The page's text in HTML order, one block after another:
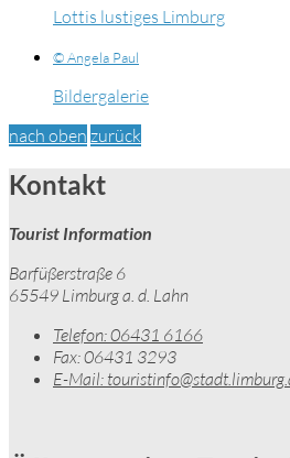
Lottis lustiges Limburg
© Angela Paul
Bildergalerie
nach oben zurück
Kontakt
Tourist Information
Barfüßerstraße 6
65549 Limburg a. d. Lahn
Telefon:06431 6166
Fax:06431 3293
E-Mail: